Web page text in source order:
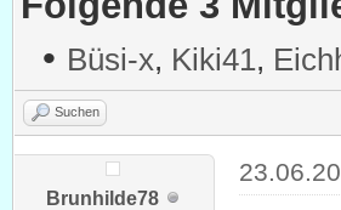
• Büsi-x, Kiki41,
Suchen
Brunhilde78